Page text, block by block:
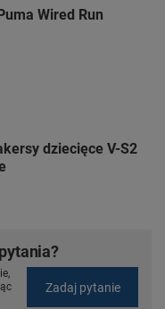
Wired Run
dziecięce V-S2
Zadaj pytanie